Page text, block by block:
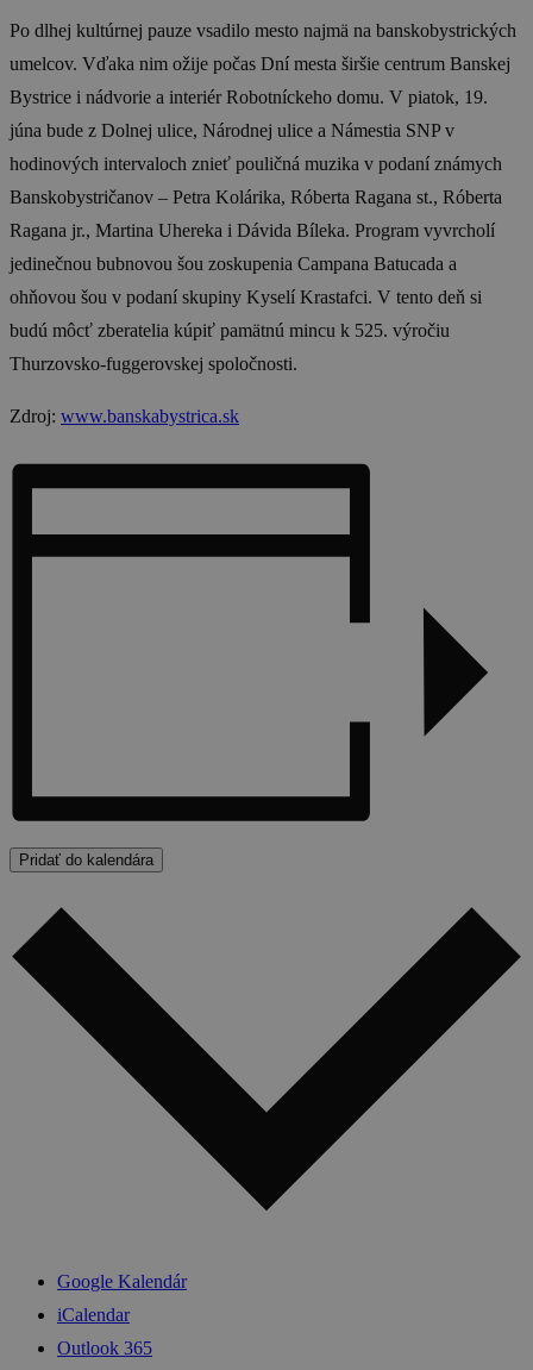
Po dlhej kultúrnej pauze vsadilo mesto najmä na banskobystrických
umelcov. Vďaka nim ožije počas Dní mesta širšie centrum Banskej
Bystrice i nádvorie a interiér Robotníckeho domu. V piatok, 19.
júna bude z Dolnej ulice, Národnej ulice a Námestia SNP v
hodinových intervaloch znieť pouličná muzika v podaní známych
Banskobystričanov – Petra Kolárika, Róberta Ragana st., Róberta
Ragana jr., Martina Uhereka i Dávida Bíleka. Program vyvrcholí
jedinečnou bubnovou šou zoskupenia Campana Batucada a
ohňovou šou v podaní skupiny Kyselí Krastafci. V tento deň si
budú môcť zberatelia kúpiť pamätnú mincu k 525. výročiu
Thurzovsko-fuggerovskej spoločnosti.
Zdroj: www.banskabystrica.sk
Pridať do kalendára
Google Kalendár
iCalendar
Outlook 365